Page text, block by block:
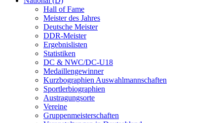
Hall of Fame
Meister des Jahres
Deutsche Meister
DDR-Meister
Ergebnislisten
Statistiken
DC & NWC/DC-U18
Medaillengewinner
Kurzbographien Auswahlmannschaften
Sportlerbiographien
Austragungsorte
Vereine
Gruppenmeisterschaften